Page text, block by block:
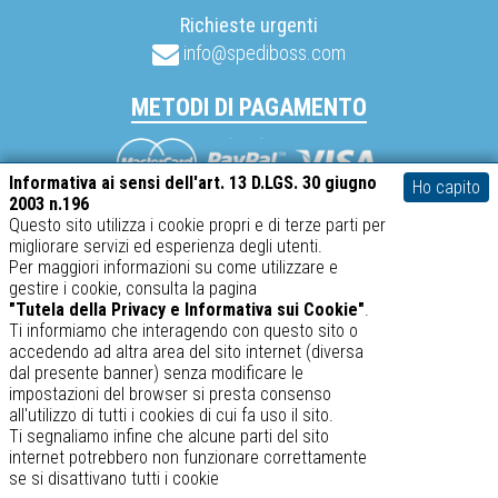
Informativa ai sensi dell'art. 13 D.LGS. 30 giugno
2003 n.196
Questo sito utilizza i cookie propri e di terze parti per
migliorare servizi ed esperienza degli utenti.
Per maggiori informazioni su come utilizzare e
gestire i cookie, consulta la pagina
"Tutela della Privacy e Informativa sui Cookie".
Ti informiamo che interagendo con questo sito o
accedendo ad altra area del sito internet (diversa
dal presente banner) senza modificare le
impostazioni del browser si presta consenso
all'utilizzo di tutti i cookies di cui fa uso il sito.
Ti segnaliamo infine che alcune parti del sito
internet potrebbero non funzionare correttamente
se si disattivano tutti i cookie
Ho capito
Richieste urgenti
info@spediboss.com
METODI DI PAGAMENTO
MastercardVisa PayPal
SABATINO srl – P.IVA 02634410969
spediboss.com © 2014-2026